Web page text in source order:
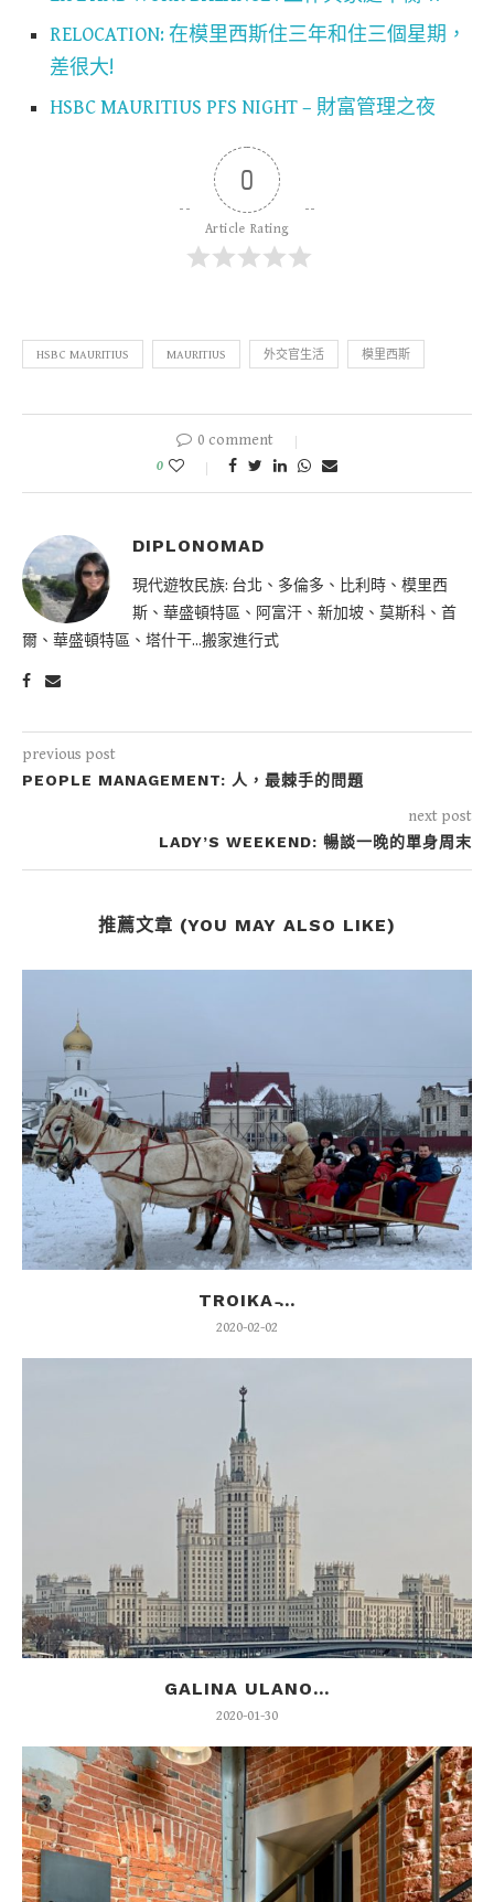
RELOCATION: 在模里西斯住三年和住三個星期，
差很大!
HSBC MAURITIUS PFS NIGHT – 財富管理之夜
0
Article Rating
HSBC MAURITIUS MAURITIUS 外交官生活 模里西斯
0 comment
0
DIPLONOMAD
現代遊牧民族: 台北、多倫多、比利時、模里西
斯、華盛頓特區、阿富汗、新加坡、莫斯科、首
爾、華盛頓特區、塔什干...搬家進行式
previous post
PEOPLE MANAGEMENT: 人，最棘手的問題
next post
LADY’S WEEKEND: 暢談一晚的單身周末
推薦文章 (YOU MAY ALSO LIKE)
TROIKA ̵...
2020-02-02
GALINA ULANO...
2020-01-30